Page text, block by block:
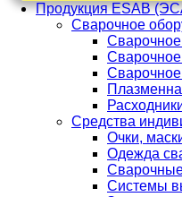
Продукция ESAB
Сварочное
Средства
Очки,
Одежда
Системы